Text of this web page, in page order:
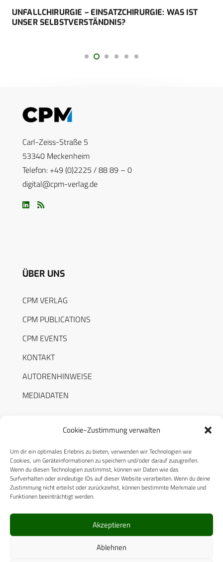
Cookie-Zustimmung verwalten
Um dir ein optimales Erlebnis zu bieten, verwenden wir Technologien wie
Cookies, um Geräteinformationen zu speichern und/oder darauf zuzugreifen.
Wenn du diesen Technologien zustimmst, können wir Daten wie das
Surfverhalten oder eindeutige IDs auf dieser Website verarbeiten. Wenn du deine
Zustimmung nicht erteilst oder zurückziehst, können bestimmte Merkmale und
Funktionen beeinträchtigt werden.
Akzeptieren
Ablehnen
UNFALLCHIRURGIE – EINSATZCHIRURGIE: WAS IST
UNSER SELBSTVERSTÄNDNIS?
Carl-Zeiss-Straße 5
53340 Meckenheim
Telefon: +49 (0)2225 / 88 89 – 0
digital@cpm-verlag.de
ÜBER UNS
CPM VERLAG
CPM PUBLICATIONS
CPM EVENTS
KONTAKT
AUTORENHINWEISE
MEDIADATEN
RECHTLICHES
Datenschutzerklärung
Cookie-Richtlinie (EU)